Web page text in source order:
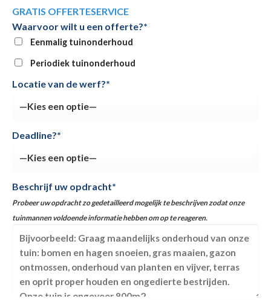
GRATIS OFFERTESERVICE
Waarvoor wilt u een offerte?*
Eenmalig tuinonderhoud
Periodiek tuinonderhoud
Locatie van de werf?*
Deadline?*
Beschrijf uw opdracht*
Probeer uw opdracht zo gedetailleerd mogelijk te beschrijven zodat onze
tuinmannen voldoende informatie hebben om op te reageren.